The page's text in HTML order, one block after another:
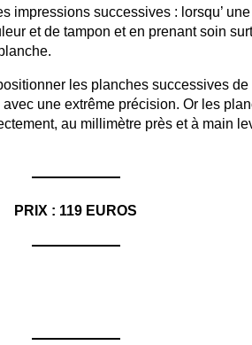
impressions successives : lorsqu’
et de tampon et en prenant soin
les planches successives
une extrême précision. Or les
au millimètre près et à main
PRIX : 119 EUROS